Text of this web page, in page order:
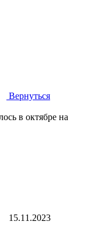
Вернуться
в октябре на
15.11.2023